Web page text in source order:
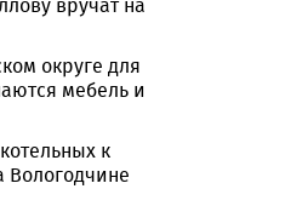
вручат на
округе для
мебель и
к
Вологодчине